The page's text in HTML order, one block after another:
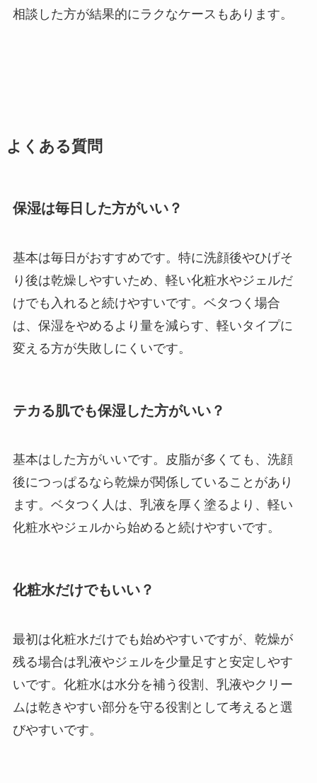
相談した方が結果的にラクなケースもあります。
よくある質問
保湿は毎日した方がいい？
基本は毎日がおすすめです。特に洗顔後やひげそ
り後は乾燥しやすいため、軽い化粧水やジェルだ
けでも入れると続けやすいです。ベタつく場合
は、保湿をやめるより量を減らす、軽いタイプに
変える方が失敗しにくいです。
テカる肌でも保湿した方がいい？
基本はした方がいいです。皮脂が多くても、洗顔
後につっぱるなら乾燥が関係していることがあり
ます。ベタつく人は、乳液を厚く塗るより、軽い
化粧水やジェルから始めると続けやすいです。
化粧水だけでもいい？
最初は化粧水だけでも始めやすいですが、乾燥が
残る場合は乳液やジェルを少量足すと安定しやす
いです。化粧水は水分を補う役割、乳液やクリー
ムは乾きやすい部分を守る役割として考えると選
びやすいです。